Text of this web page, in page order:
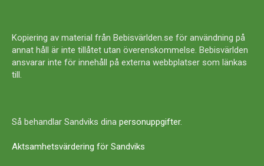
Kopiering av material från Bebisvärlden.se för användning på
annat håll är inte tillåtet utan överenskommelse. Bebisvärlden
ansvarar inte för innehåll på externa webbplatser som länkas
till.
Så behandlar Sandviks dina personuppgifter.
Aktsamhetsvärdering för Sandviks